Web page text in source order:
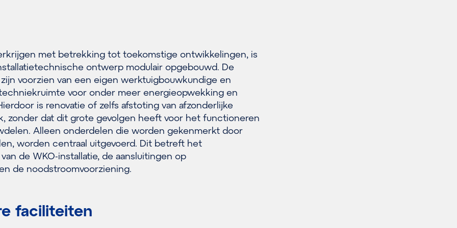
met betrekking tot toekomstige ontwikkelingen, is
ontwerp modulair opgebouwd. De
voorzien van een eigen werktuigbouwkundige en
voor onder meer energieopwekking en
is renovatie of zelfs afstoting van afzonderlijke
zonder dat dit grote gevolgen heeft voor het functioneren
Alleen onderdelen die worden gekenmerkt door
worden centraal uitgevoerd. Dit betreft het
de WKO-installatie, de aansluitingen op
de noodstroomvoorziening.
faciliteiten